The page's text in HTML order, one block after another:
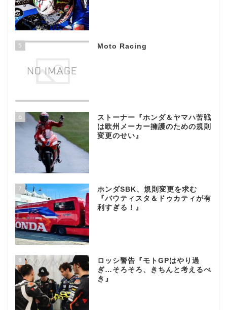
5 Moto Racing
6
ストーナー『ホンダ＆ヤマハ苦戦
は欧州メーカー擁護のための規則
変更のせい』
7
ホンダSBK、規則変更を求む
『バウティスタ＆ドゥカティが有
利すぎる！』
8
ロッシ警告『モトGPはやり過
ぎ…そろそろ、きちんと考えるべ
き』